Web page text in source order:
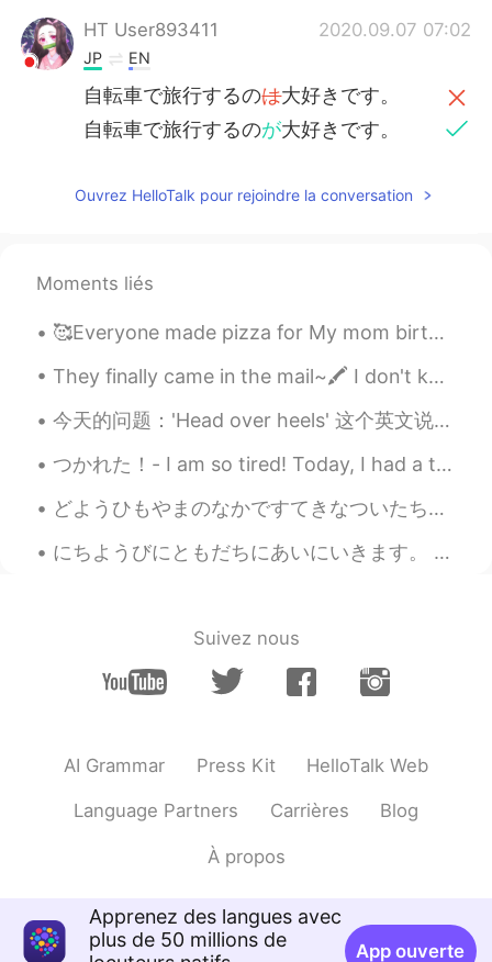
HT User893411 2020.09.07 07:02
JP EN
自転車で旅行するのは大好きです。
自転車で旅行するのが大好きです。
森にテント
を張って 寝ました。
す。
す。
すぐにキャンプには寒くすぎます。
すぐにキャンプをするには寒すぎま
Ouvrez HelloTalk pour rejoindre la conversation
Moments liés
🥰Everyone made pizza for My mom birthday yesterday my cousins help me bake a cake🤣 we all had fun!!
They finally came in the mail~🖍️ I don't know why but I can study better when I use aesthetic pl...
今天的问题：'Head over heels' 这个英文说法是什么意思？ 怎么用？ 意思是特别有爱上了一个人 如：I fell head over heels for her when I ...
つかれた！- I am so tired! Today, I had a three part adventure. A high elevation trail, a historic ra...
どようひもやまのなかですてきなついたちをすごしました。 - I had another beautiful day in the mountains on Saturday. Summer h...
にちようびにともだちにあいにいきます。 - I will see my friends on Sunday. July 10 mountain hike - episode 6: I hav...
Suivez nous
AI Grammar Press Kit HelloTalk Web
Language Partners Carrières Blog
À propos
Apprenez des langues avec
plus de 50 millions de
App ouverte